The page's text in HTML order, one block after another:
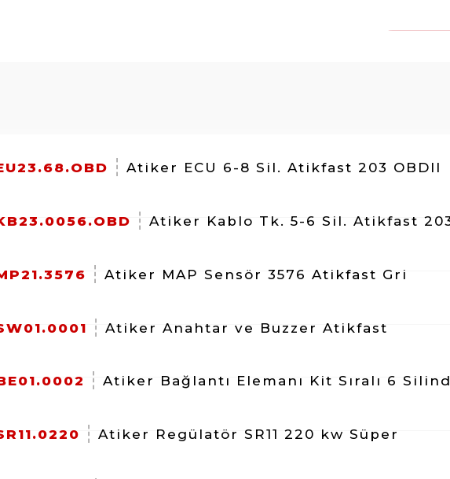
Atiker ECU 6-8 Sil. Atikfast 203 OBDII
Atiker Kablo Tk. 5-6 Sil. Atikfast
Atiker MAP Sensör 3576 Atikfast Gri
Atiker Anahtar ve Buzzer Atikfast
Atiker Bağlantı Elemanı Kit Sıralı 6
Atiker Regülatör SR11 220 kw Süper